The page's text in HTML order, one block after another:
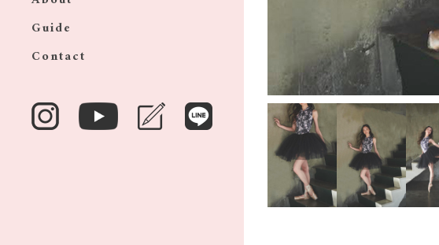
Guide
Contact